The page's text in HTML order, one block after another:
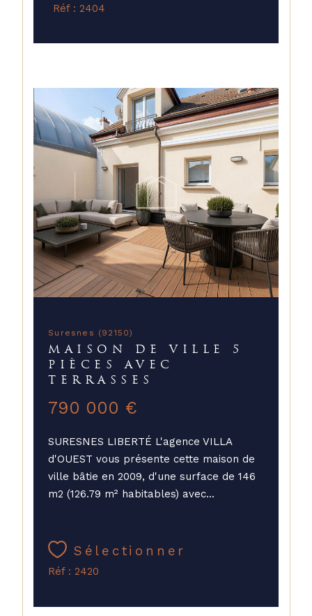
Réf : 2404
Suresnes (92150)
MAISON DE VILLE 5
PIÈCES AVEC
TERRASSES
790 000 €
SURESNES LIBERTÉ L'agence VILLA
d'OUEST vous présente cette maison de
ville bâtie en 2009, d'une surface de 146
m2 (126.79 m² habitables) avec...
Sélectionner
Réf : 2420